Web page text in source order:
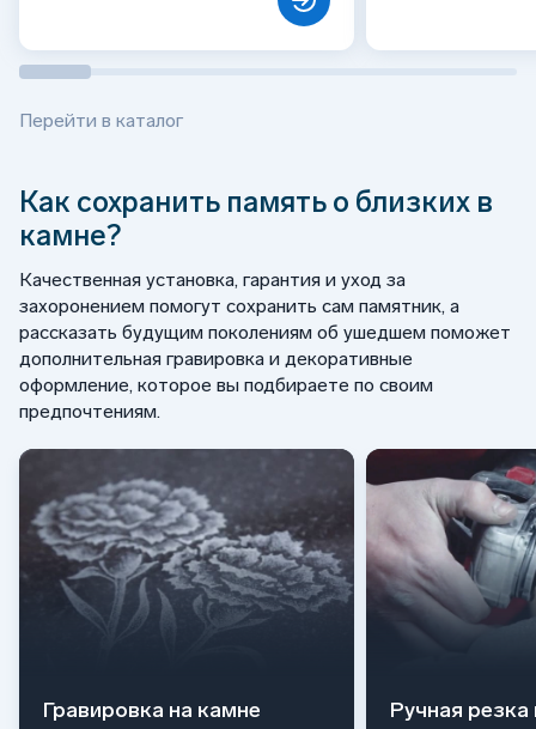
Перейти в каталог
Как сохранить память о близких в
камне?
Качественная установка, гарантия и уход за
захоронением помогут сохранить сам памятник, а
рассказать будущим поколениям об ушедшем поможет
дополнительная гравировка и декоративные
оформление, которое вы подбираете по своим
предпочтениям.
Гравировка на камне Ручная